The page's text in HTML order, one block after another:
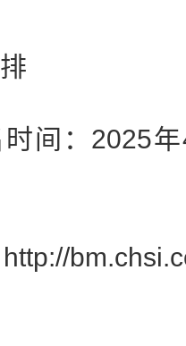
：2025年